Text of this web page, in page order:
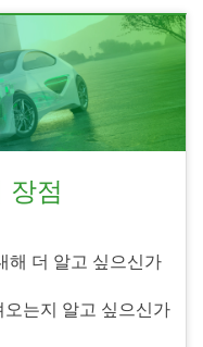
장점
해 더 알고 싶으신가
는지 알고 싶으신가